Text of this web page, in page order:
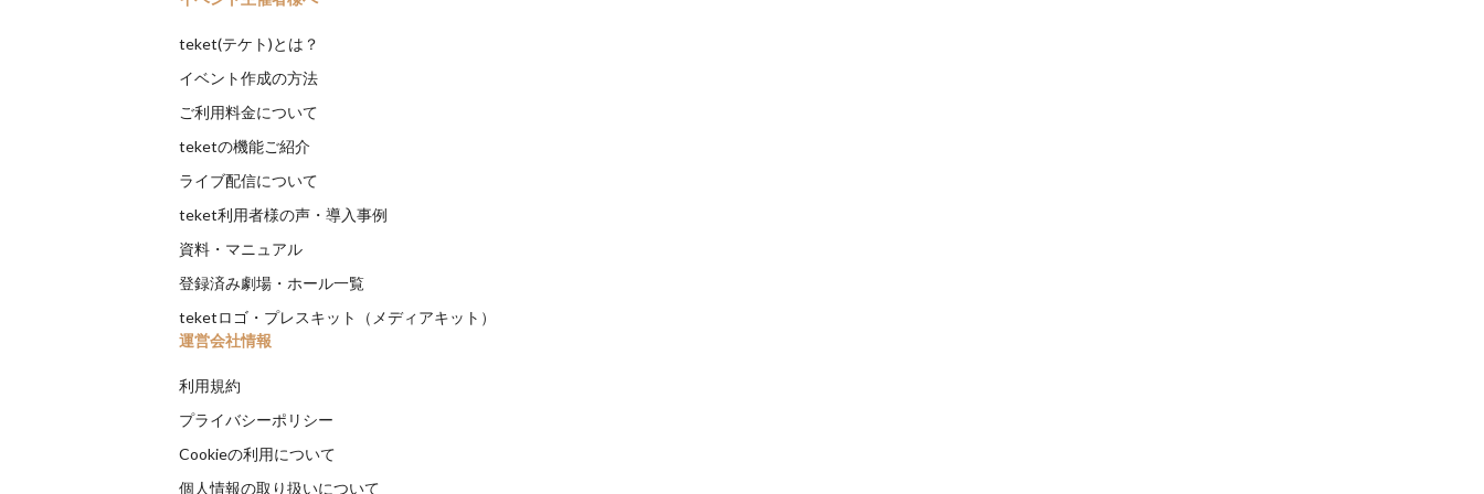
teket(テケト)とは？
イベント作成の方法
ご利用料金について
teketの機能ご紹介
ライブ配信について
teket利用者様の声・導入事例
資料・マニュアル
登録済み劇場・ホール一覧
teketロゴ・プレスキット（メディアキット）
運営会社情報
利用規約
プライバシーポリシー
Cookieの利用について
個人情報の取り扱いについて